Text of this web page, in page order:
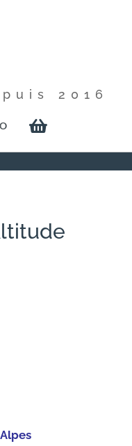
2016
